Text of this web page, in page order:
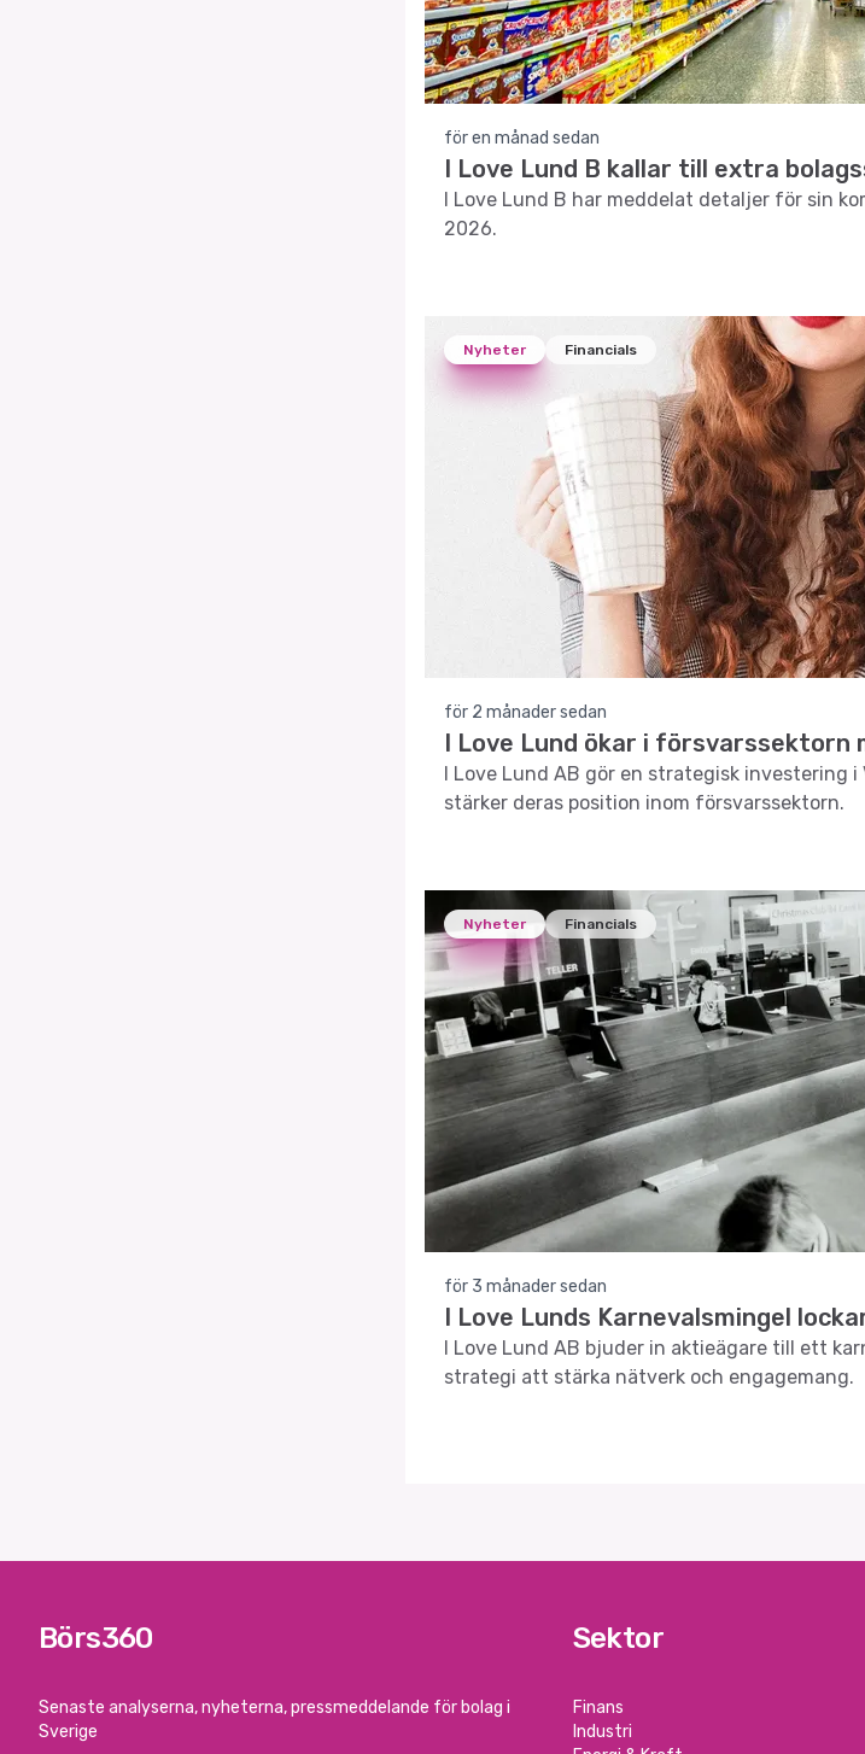
för en månad sedan
I Love Lund B kallar till extra
I Love Lund B har meddelat detaljer för sin
2026.
Nyheter Financials
för 2 månader sedan
I Love Lund ökar i försvarssektorn
I Love Lund AB gör en strategisk investering
stärker deras position inom försvarssektorn.
Nyheter Financials
för 3 månader sedan
I Love Lunds Karnevalsmingel
I Love Lund AB bjuder in aktieägare till ett
strategi att stärka nätverk och engagemang.
Börs360
Senaste analyserna, nyheterna, pressmeddelande för bolag i
Sverige
Sektor
Finans
Industri